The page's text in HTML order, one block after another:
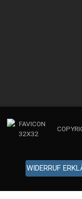
WIDERRUF